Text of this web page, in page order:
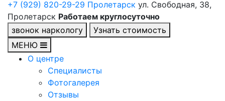
+7 (929) 820-29-29 Пролетарск ул. Свободная, 38,
Пролетарск Работаем круглосуточно
звонок наркологу
Узнать стоимость
МЕНЮ
О центре
Специалисты
Фотогалерея
Отзывы